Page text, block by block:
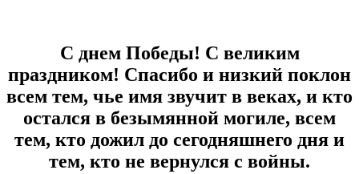
С днем Победы! С великим
праздником! Спасибо и низкий поклон
всем тем, чье имя звучит в веках, и кто
остался в безымянной могиле, всем
тем, кто дожил до сегодняшнего дня и
тем, кто не вернулся с войны.